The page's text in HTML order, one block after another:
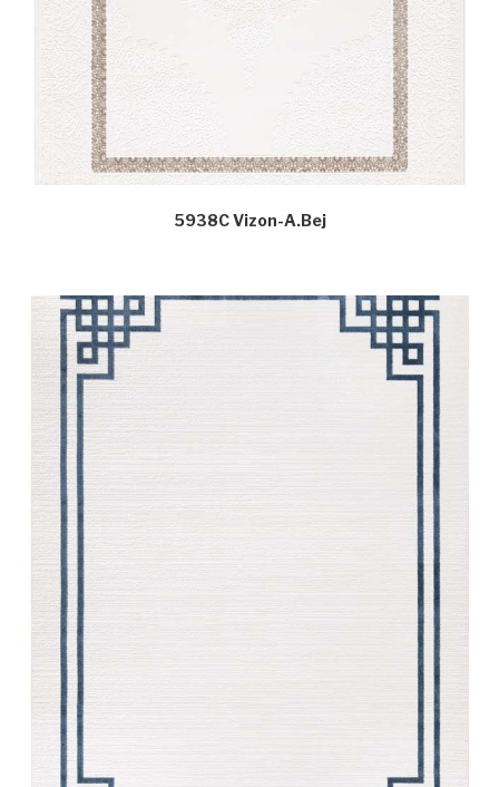
5938C Vizon-A.Bej